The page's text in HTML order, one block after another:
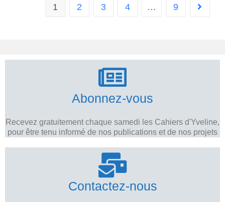
1 2 3 4 … 9
Abonnez-vous
Recevez gratuitement chaque samedi les Cahiers d'Yveline,
pour être tenu informé de nos publications et de nos projets
Contactez-nous